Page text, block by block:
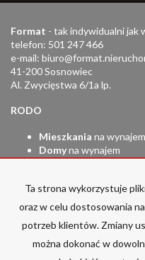
Format - tak indywidualni jak
telefon: 501 247 466
e-mail:
41-200 Sosnowiec
Al. Zwycięstwa 6/1a lp.
RODO
Mieszkania na wynajem
Domyna wynajem
Halena wynajem
Obiektyna wynajem
Mieszkaniana sprzedaż
Domyna sprzedaż
Ta strona wykorzystuje
oraz w celu dostosowania
potrzeb klientów. Zmiany
można dokonać w